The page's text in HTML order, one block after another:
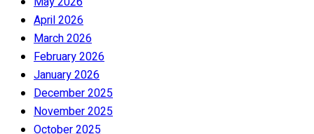
April 2026
March 2026
February 2026
January 2026
December 2025
November 2025
October 2025